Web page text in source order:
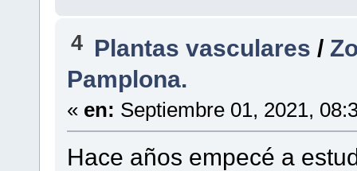
4 Plantas vasculares /
Pamplona.
« en: Septiembre 01, 2021,
Hace años empecé a